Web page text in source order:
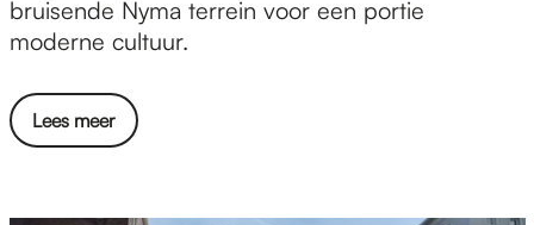
t
u
r
bruisende Nyma terrein voor een portie
moderne cultuur.
Lees meer